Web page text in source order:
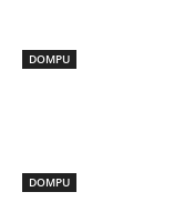
DOMPU
DOMPU